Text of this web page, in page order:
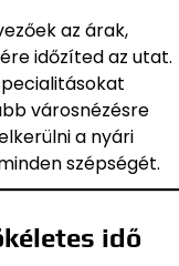
az árak,
időzíted az utat.
városnézésre
a nyári
szépségét.
idő